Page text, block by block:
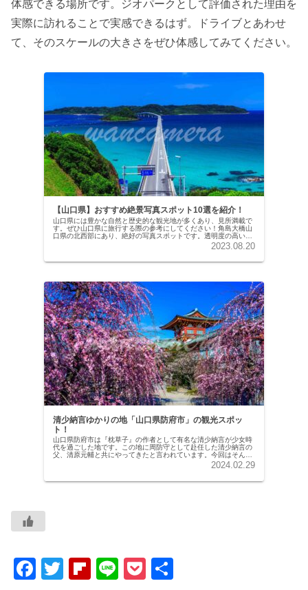
体感できる場所です。ジオパークとして評価された理由を
実際に訪れることで実感できるはず。ドライブとあわせ
て、そのスケールの大きさをぜひ体感してみてください。
【山口県】おすすめ絶景写真スポット10選を紹介！
山口県には豊かな自然と歴史的な観光地が多くあり、見所満載で
す。ぜひ山口県に旅行する際の参考にしてください！角島大橋山
口県の北西部にあり、絶好の写真スポットです。透明度の高い綺
麗な海と、角島へ続く全長1,780mの橋は、まるで沖縄へ来たか
2023.08.20
清少納言ゆかりの地「山口県防府市」の観光スポッ
ト！
山口県防府市は『枕草子』の作者として有名な清少納言が少女時
代を過ごした地です。この地に周防守として赴任した清少納言の
父、清原元輔と共にやってきたと言われています。今回はそんな
防府市の観光スポットをご紹介します！防府天満宮防府天満宮は
2024.02.29
F
T
Fl
Li
P